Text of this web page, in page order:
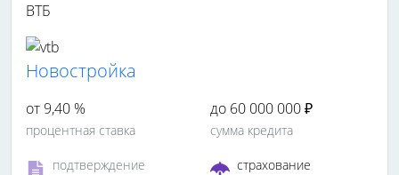
ВТБ
Новостройка
от 9,40 %
процентная ставка
до 60 000 000 ₽
сумма кредита
подтверждение
страхование